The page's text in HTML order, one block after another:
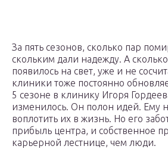
За пять сезонов, сколько пар
скольким дали надежду. А
появилось на свет, уже и не
клиники тоже постоянно
5 сезоне в клинику Игоря
изменилось. Он полон идей. Ему
воплотить их в жизнь. Но его
прибыль центра, и собственное
карьерной лестнице, чем люди.